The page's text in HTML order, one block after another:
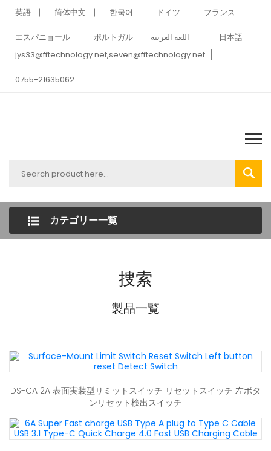
英語 简体中文 한국어 ドイツ フランス
エスパニョール ポルトガル اللغة العربية
日本語
jys33@fftechnology.net,seven@fftechnology.net
0755-21635062
カテゴリー一覧
捜索
製品一覧
DS-CA12A 表面実装型リミットスイッチ リセットスイッチ 左ボタ
ンリセット検出スイッチ